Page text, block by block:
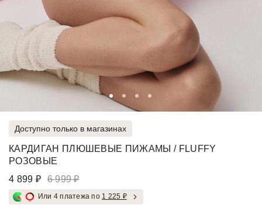
Доступно только в магазинах
КАРДИГАН ПЛЮШЕВЫЕ ПИЖАМЫ / FLUFFY
РОЗОВЫЕ
4 899 ₽
6 999 ₽
Или 4 платежа по 1 225 ₽